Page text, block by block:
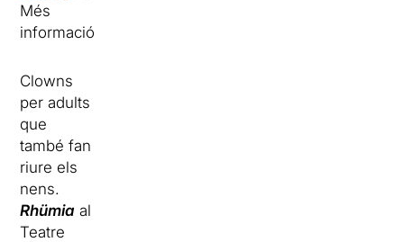
Més
informació
Clowns
per adults
que
també fan
riure els
nens.
Rhümia al
Teatre